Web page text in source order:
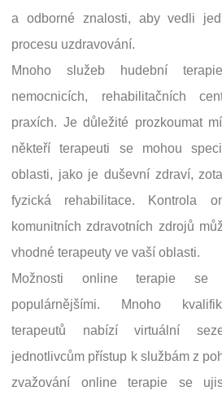
a odborné znalosti, aby vedli
procesu uzdravování.
Mnoho služeb hudební
nemocnicích, rehabilitačních
praxích. Je důležité prozkoumat
někteří terapeuti se mohou
oblasti, jako je duševní zdraví,
fyzická rehabilitace. Kontrola
komunitních zdravotních zdrojů
vhodné terapeuty ve vaší oblasti.
Možnosti online terapie
populárnějšími. Mnoho
terapeutů nabízí virtuální
jednotlivcům přístup k službám z
zvažování online terapie se